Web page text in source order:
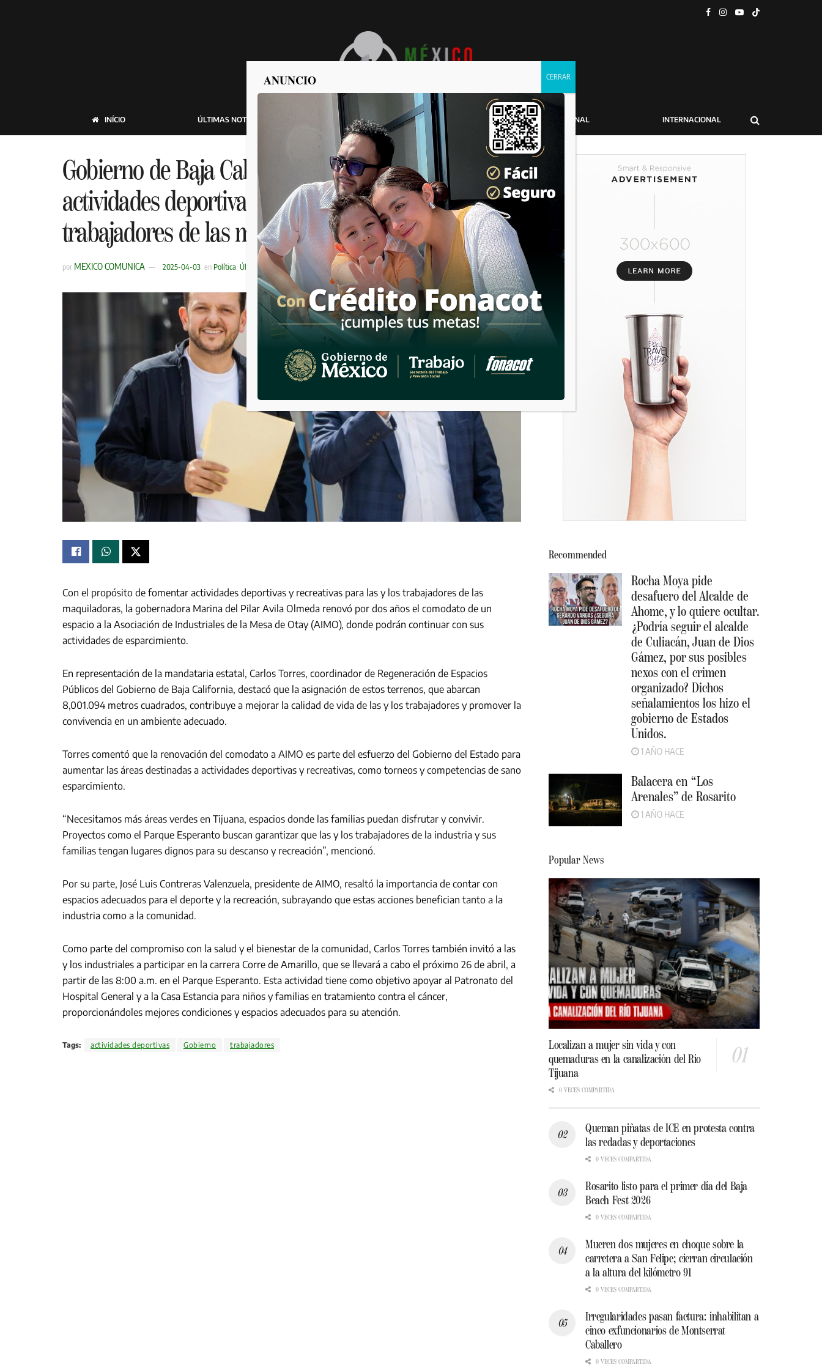
INÍCIO ÚLTIMAS NOTICIAS POLÍTICA POLICIACA NACIONAL INTERNACIONAL
Gobierno de Baja California y AIMO promueven
actividades deportivas para el beneficio de los
trabajadores de las maquiladoras
por MEXICO COMUNICA 2025-04-03 en Política Últimas Noticias
Con el propósito de fomentar actividades deportivas y recreativas para las y los trabajadores de las
maquiladoras, la gobernadora Marina del Pilar Avila Olmeda renovó por dos años el comodato de un
espacio a la Asociación de Industriales de la Mesa de Otay (AIMO), donde podrán continuar con sus
actividades de esparcimiento.
En representación de la mandataria estatal, Carlos Torres, coordinador de Regeneración de Espacios
Públicos del Gobierno de Baja California, destacó que la asignación de estos terrenos, que abarcan
8,001.094 metros cuadrados, contribuye a mejorar la calidad de vida de las y los trabajadores y promover la
convivencia en un ambiente adecuado.
Torres comentó que la renovación del comodato a AIMO es parte del esfuerzo del Gobierno del Estado para
aumentar las áreas destinadas a actividades deportivas y recreativas, como torneos y competencias de sano
esparcimiento.
“Necesitamos más áreas verdes en Tijuana, espacios donde las familias puedan disfrutar y convivir.
Proyectos como el Parque Esperanto buscan garantizar que las y los trabajadores de la industria y sus
familias tengan lugares dignos para su descanso y recreación”, mencionó.
Por su parte, José Luis Contreras Valenzuela, presidente de AIMO, resaltó la importancia de contar con
espacios adecuados para el deporte y la recreación, subrayando que estas acciones benefician tanto a la
industria como a la comunidad.
Como parte del compromiso con la salud y el bienestar de la comunidad, Carlos Torres también invitó a las
y los industriales a participar en la carrera Corre de Amarillo, que se llevará a cabo el próximo 26 de abril, a
partir de las 8:00 a.m. en el Parque Esperanto. Esta actividad tiene como objetivo apoyar al Patronato del
Hospital General y a la Casa Estancia para niños y familias en tratamiento contra el cáncer,
proporcionándoles mejores condiciones y espacios adecuados para su atención.
Tags: actividades deportivas Gobierno trabajadores
Recommended
Rocha Moya pide
desafuero del Alcalde de
Ahome, y lo quiere ocultar.
¿Podría seguir el alcalde
de Culiacán, Juan de Dios
Gámez, por sus posibles
nexos con el crimen
organizado? Dichos
señalamientos los hizo el
gobierno de Estados
Unidos.
1 AÑO HACE
Balacera en “Los
Arenales” de Rosarito
1 AÑO HACE
Popular News
Localizan a mujer sin vida y con
quemaduras en la canalización del Río
Tijuana
0 VECES COMPARTIDA
Queman piñatas de ICE en protesta contra
las redadas y deportaciones
0 VECES COMPARTIDA
Rosarito listo para el primer día del Baja
Beach Fest 2026
0 VECES COMPARTIDA
Mueren dos mujeres en choque sobre la
carretera a San Felipe; cierran circulación
a la altura del kilómetro 91
0 VECES COMPARTIDA
Irregularidades pasan factura: inhabilitan a
cinco exfuncionarios de Montserrat
Caballero
0 VECES COMPARTIDA
ANUNCIO